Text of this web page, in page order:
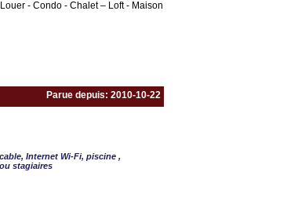
- Condo - Chalet – Loft - Maison
Parue depuis: 2010-10-22
Internet Wi-Fi, piscine ,
stagiaires